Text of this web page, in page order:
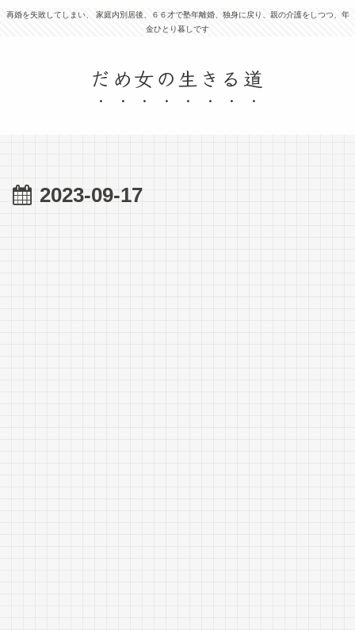
再婚を失敗してしまい、 家庭内別居後、６６才で塾年離婚、独身に戻り、親の介護をしつつ、年
金ひとり暮しです
だめ女の生きる道
2023-09-17